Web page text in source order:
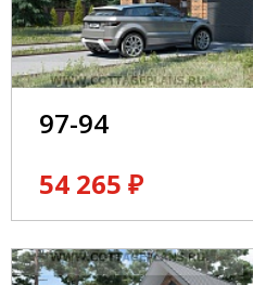
97-94
54 265 ₽